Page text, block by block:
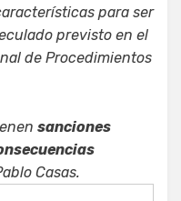
para ser
previsto en el
de Procedimientos
sanciones
Casas.